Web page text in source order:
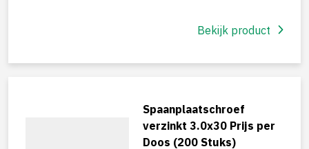
Bekijk product
Spaanplaatschroef
verzinkt 3.0x30 Prijs per
Doos (200 Stuks)